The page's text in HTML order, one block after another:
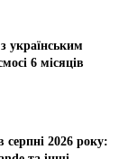
українським
6 місяців
серпні 2026 року: